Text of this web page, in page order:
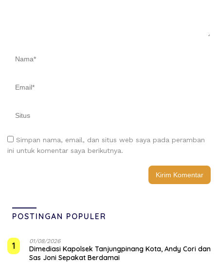
Simpan nama, email, dan situs web saya pada peramban
ini untuk komentar saya berikutnya.
POSTINGAN POPULER
1 01/08/2026
Dimediasi Kapolsek Tanjungpinang Kota, Andy Cori dan
Sas Joni Sepakat Berdamai